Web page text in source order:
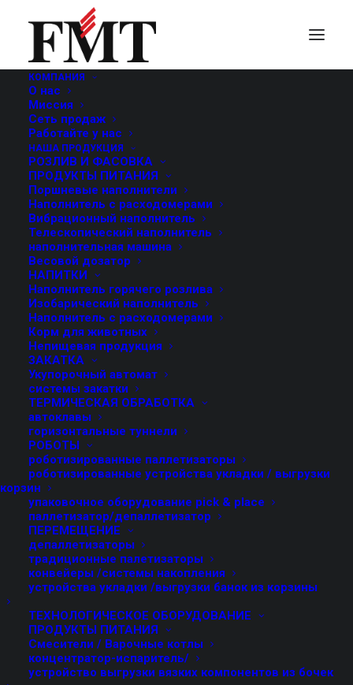
КОМПАНИЯ
О нас
Миссия
Сеть продаж
Работайте у нас
НАША ПРОДУКЦИЯ
РОЗЛИВ И ФАСОВКА
ПРОДУКТЫ ПИТАНИЯ
Поршневые наполнители
Наполнитель с расходомерами
Вибрационный наполнитель
Телескопический наполнитель
наполнительная машина
Весовой дозатор
НАПИТКИ
Наполнитель горячего розлива
Изобарический наполнитель
Наполнитель с расходомерами
Корм для животных
Непищевая продукция
ЗАКАТКА
Укупорочный автомат
системы закатки
ТЕРМИЧЕСКАЯ ОБРАБОТКА
автоклавы
горизонтальные туннели
РОБОТЫ
роботизированные паллетизаторы
роботизированные устройства укладки / выгрузки
корзин
упаковочное оборудование pick & place
паллетизатор/депаллетизатор
ПЕРЕМЕЩЕНИЕ
депаллетизаторы
традиционные палетизаторы
конвейеры /системы накопления
устройства укладки /выгрузки банок из корзины
ТЕХНОЛОГИЧЕСКОЕ ОБОРУДОВАНИЕ
ПРОДУКТЫ ПИТАНИЯ
Смесители / Варочные котлы
концентратор-испаритель/
устройство выгрузки вязких компонентов из бочек
Линейный
наполнитель с
расходомерами
Производительность от 20 до 150 Б/МИН
(*)зависит от конфигурации клапана, х
арактеристик
тары и используемого продукта
Пригоден к работе с жидкими, густыми и
полужидкими продуктами, также с содержанием